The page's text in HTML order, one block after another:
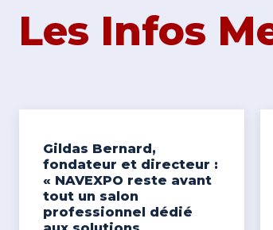
Les Infos
Gildas Bernard,
fondateur et directeur :
« NAVEXPO reste avant
tout un salon
professionnel dédié